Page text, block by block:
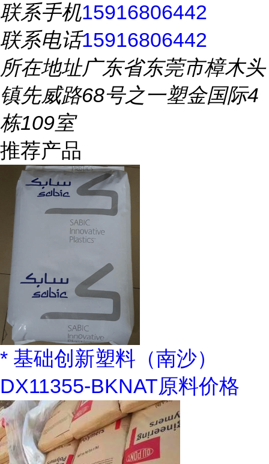
联系手机15916806442
联系电话15916806442
所在地址广东省东莞市樟木头
镇先威路68号之一塑金国际4
栋109室
推荐产品
* 基础创新塑料（南沙）
DX11355-BKNAT原料价格